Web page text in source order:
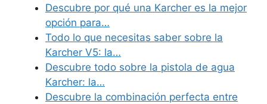
Descubre por qué una Karcher es la mejor
opción para…
Todo lo que necesitas saber sobre la
Karcher V5: la…
Descubre todo sobre la pistola de agua
Karcher: la…
Descubre la combinación perfecta entre